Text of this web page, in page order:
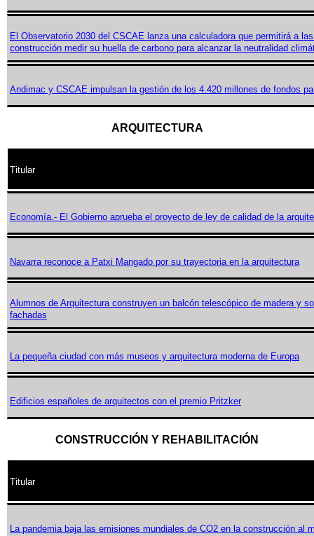
El Observatorio 2030 del CSCAE lanza una calculadora que permitirá a
construcción medir su huella de carbono para alcanzar la neutralidad
Andimac y CSCAE impulsan la gestión de los 4.420 millones de fondos
ARQUITECTURA
Titular
Economía.- El Gobierno aprueba el proyecto de ley de calidad de la
Navarra reconoce a Patxi Mangado por su trayectoria en la arquitectura
Alumnos de Arquitectura construyen un balcón telescópico de madera y
fachadas
La pequeña ciudad con más museos y arquitectura moderna de Europa
Edificios españoles de arquitectos con el premio Pritzker
CONSTRUCCIÓN Y REHABILITACIÓN
Titular
La pandemia baja las emisiones mundiales de CO2 en la construcción al